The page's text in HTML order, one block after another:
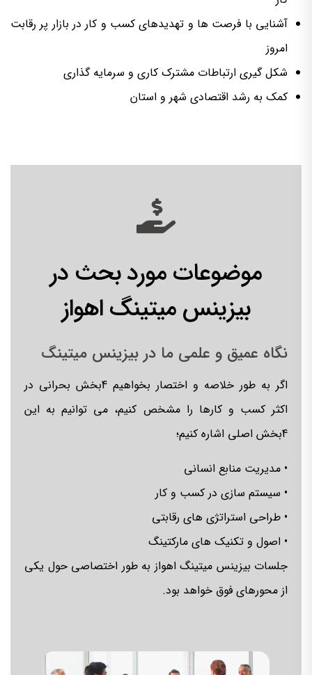
آشنایی با فرصت ها و تهدیدهای کسب و کار در بازار پر رقابت
امروز
شکل گیری ارتباطات مشترک کاری و سرمایه گذاری
کمک به رشد اقتصادی شهر و استان
موضوعات مورد بحث در
بیزینس میتینگ اهواز
نگاه عمیق و علمی ما در بیزینس میتینگ
اگر به طور خلاصه و اختصار بخواهیم 4بخش بحرانی در
اکثر کسب و کارها را مشخص کنیم، می توانیم به این
4بخش اصلی اشاره کنیم؛
• مدیریت منابع انسانی
• سیستم سازی در کسب و کار
• طراحی استراتژی های رقابتی
• اصول و تکنیک های مارکتینگ
جلسات بیزینس میتینگ اهواز به طور اختصاصی حول یکی
از محورهای فوق خواهد بود.